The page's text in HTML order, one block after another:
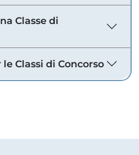
Classe di
Classi di Concorso